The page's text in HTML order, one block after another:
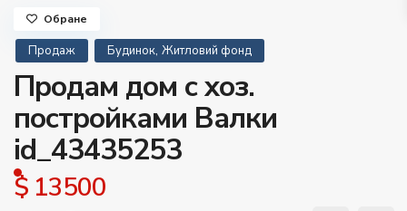
Продаж Будинок, Житловий фонд
Продам дом с хоз.
постройками Валки
id_43435253
$ 13500
Обране